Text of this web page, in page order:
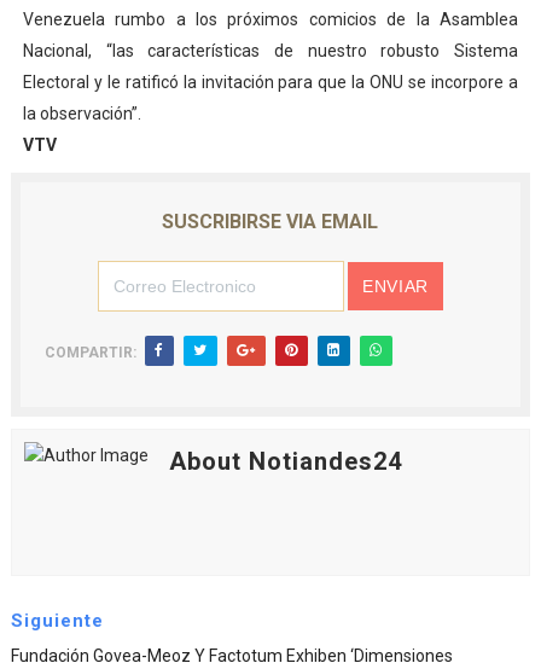
Venezuela rumbo a los próximos comicios de la Asamblea
Nacional, “las características de nuestro robusto Sistema
Electoral y le ratificó la invitación para que la ONU se incorpore a
la observación”.
VTV
SUSCRIBIRSE VIA EMAIL
COMPARTIR:
About Notiandes24
Siguiente
Fundación Govea-Meoz Y Factotum Exhiben ‘Dimensiones